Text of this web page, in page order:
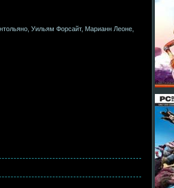
Уильям Форсайт, Марианн Леоне,